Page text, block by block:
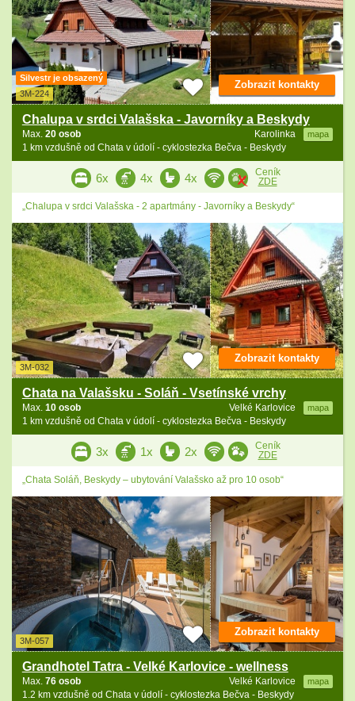
Silvestr je obsazený
3M-224
Chalupa v srdci Valašska - Javorníky a Beskydy
Karolinka mapa
Max. 20 osob
1 km vzdušně od Chata v údolí - cyklostezka Bečva - Beskydy
Zobrazit kontakty
6x 4x 4x
Ceník
ZDE
„Chalupa v srdci Valašska - 2 apartmány - Javorníky a Beskydy“
3M-032
Chata na Valašsku - Soláň - Vsetínské vrchy
Velké Karlovice mapa
Max. 10 osob
1 km vzdušně od Chata v údolí - cyklostezka Bečva - Beskydy
Zobrazit kontakty
3x 1x 2x
Ceník
ZDE
„Chata Soláň, Beskydy – ubytování Valašsko až pro 10 osob“
3M-057
Grandhotel Tatra - Velké Karlovice - wellness
Velké Karlovice mapa
Max. 76 osob
1.2 km vzdušně od Chata v údolí - cyklostezka Bečva - Beskydy
Zobrazit kontakty